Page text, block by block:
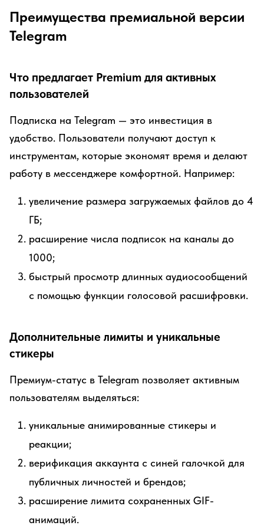
Преимущества премиальной версии
Telegram
Что предлагает Premium для активных
пользователей
Подписка на Telegram — это инвестиция в
удобство. Пользователи получают доступ к
инструментам, которые экономят время и делают
работу в мессенджере комфортной. Например:
увеличение размера загружаемых файлов до 4
ГБ;
расширение числа подписок на каналы до
1000;
быстрый просмотр длинных аудиосообщений
с помощью функции голосовой расшифровки.
Дополнительные лимиты и уникальные
стикеры
Премиум-статус в Telegram позволяет активным
пользователям выделяться:
уникальные анимированные стикеры и
реакции;
верификация аккаунта с синей галочкой для
публичных личностей и брендов;
расширение лимита сохраненных GIF-
анимаций.